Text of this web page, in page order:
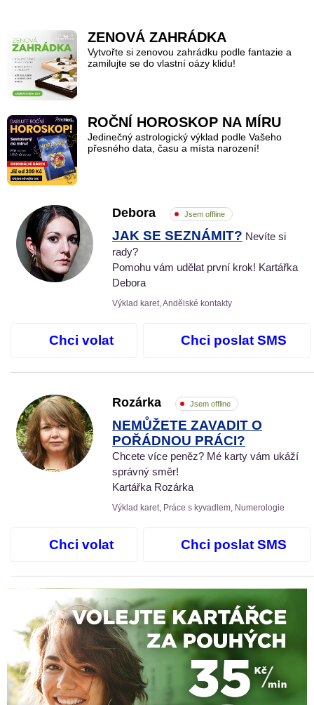
ZENOVÁ ZAHRÁDKA
Vytvořte si zenovou zahrádku podle fantazie a
zamilujte se do vlastní oázy klidu!
ROČNÍ HOROSKOP NA MÍRU
Jedinečný astrologický výklad podle Vašeho
přesného data, času a místa narození!
Debora Jsem offline
JAK SE SEZNÁMIT? Nevíte si
rady?
Pomohu vám udělat první krok! Kartářka
Debora
Výklad karet, Andělské kontakty
Chci volat Chci poslat SMS
Rozárka Jsem offline
NEMŮŽETE ZAVADIT O
POŘÁDNOU PRÁCI?
Chcete více peněz? Mé karty vám ukáží
správný směr!
Kartářka Rozárka
Výklad karet, Práce s kyvadlem, Numerologie
Chci volat Chci poslat SMS